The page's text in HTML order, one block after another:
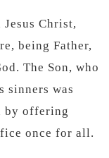
Christ,
being Father,
The Son, who
sinners was
by offering
once for all.